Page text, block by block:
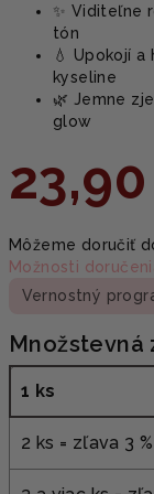
✨ Viditeľne
tón
💧 Upokojí
kyseline
🌿 Jemne
glow
cena:
Môžeme doručiť
Možnosti
Vernostný
Množstevná
1 ks
2 ks = zľava 3 %